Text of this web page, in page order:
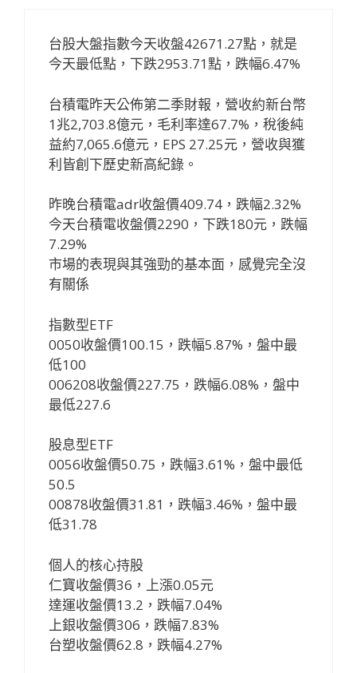
台股大盤指數今天收盤42671.27點，就是
今天最低點，下跌2953.71點，跌幅6.47%
台積電昨天公佈第二季財報，營收約新台幣
1兆2,703.8億元，毛利率達67.7%，稅後純
益約7,065.6億元，EPS 27.25元，營收與獲
利皆創下歷史新高紀錄。
昨晚台積電adr收盤價409.74，跌幅2.32%
今天台積電收盤價2290，下跌180元，跌幅
7.29%
市場的表現與其強勁的基本面，感覺完全沒
有關係
指數型ETF
0050收盤價100.15，跌幅5.87%，盤中最
低100
006208收盤價227.75，跌幅6.08%，盤中
最低227.6
股息型ETF
0056收盤價50.75，跌幅3.61%，盤中最低
50.5
00878收盤價31.81，跌幅3.46%，盤中最
低31.78
個人的核心持股
仁寶收盤價36，上漲0.05元
達運收盤價13.2，跌幅7.04%
上銀收盤價306，跌幅7.83%
台塑收盤價62.8，跌幅4.27%